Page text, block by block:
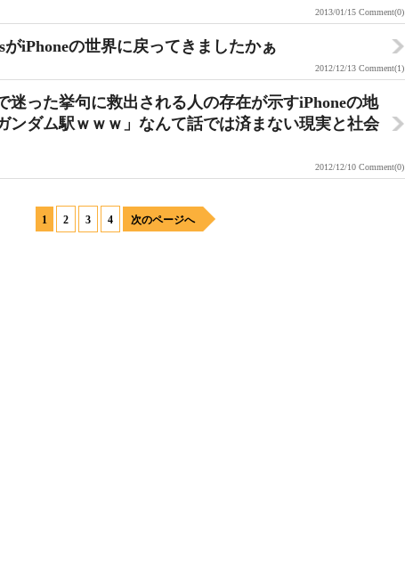
2013/01/15 Comment(0)
がiPhoneの世界に戻ってきましたかぁ
2012/12/13 Comment(1)
迷った挙句に救出される人の存在が示すiPhoneの地
ンダム駅ｗｗｗ」なんて話では済まない現実と社会
2012/12/10 Comment(0)
1 2 3 4 次のページへ